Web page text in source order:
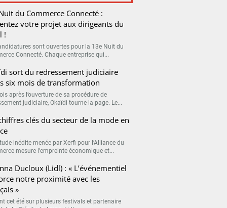
du Commerce Connecté :
votre projet aux dirigeants du
!
sont ouvertes pour la 13e Nuit du
Connecté. Chaque entreprise qui...
sort du redressement judiciaire
six mois de transformation
après l’ouverture de sa procédure de
judiciaire, Okaïdi tourne la page. Le...
clés du secteur de la mode en
inédite menée par Xerfi pour l’Alliance du
mesure l’empreinte économique et...
Ducloux (Lidl) : « L’événementiel
notre proximité avec les
»
cet été sur plusieurs festivals et partenaire